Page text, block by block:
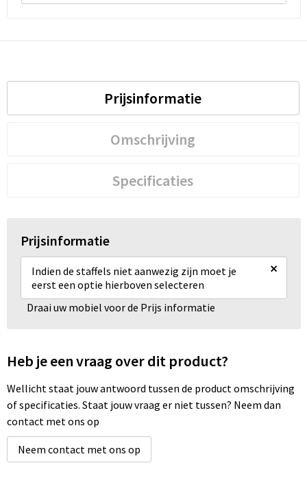
Prijsinformatie
Omschrijving
Specificaties
Prijsinformatie
Indien de staffels niet aanwezig zijn moet je
eerst een optie hierboven selecteren
×
Draai uw mobiel voor de Prijs informatie
Heb je een vraag over dit product?
Wellicht staat jouw antwoord tussen de product omschrijving
of specificaties. Staat jouw vraag er niet tussen? Neem dan
contact met ons op
Neem contact met ons op